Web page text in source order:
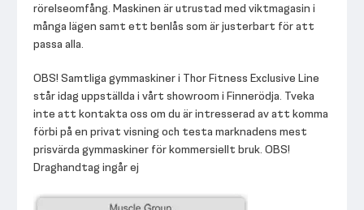
rörelseomfång. Maskinen är utrustad med viktmagasin i
många lägen samt ett benlås som är justerbart för att
passa alla.
OBS! Samtliga gymmaskiner i Thor Fitness Exclusive Line
står idag uppställda i vårt showroom i Finnerödja. Tveka
inte att kontakta oss om du är intresserad av att komma
förbi på en privat visning och testa marknadens mest
prisvärda gymmaskiner för kommersiellt bruk. OBS!
Draghandtag ingår ej